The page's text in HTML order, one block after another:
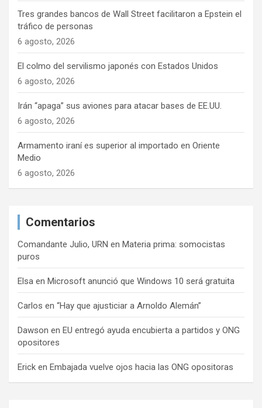
Tres grandes bancos de Wall Street facilitaron a Epstein el
tráfico de personas
6 agosto, 2026
El colmo del servilismo japonés con Estados Unidos
6 agosto, 2026
Irán “apaga” sus aviones para atacar bases de EE.UU.
6 agosto, 2026
Armamento iraní es superior al importado en Oriente
Medio
6 agosto, 2026
Comentarios
Comandante Julio, URN en Materia prima: somocistas
puros
Elsa en Microsoft anunció que Windows 10 será gratuita
Carlos en “Hay que ajusticiar a Arnoldo Alemán”
Dawson en EU entregó ayuda encubierta a partidos y ONG
opositores
Erick en Embajada vuelve ojos hacia las ONG opositoras